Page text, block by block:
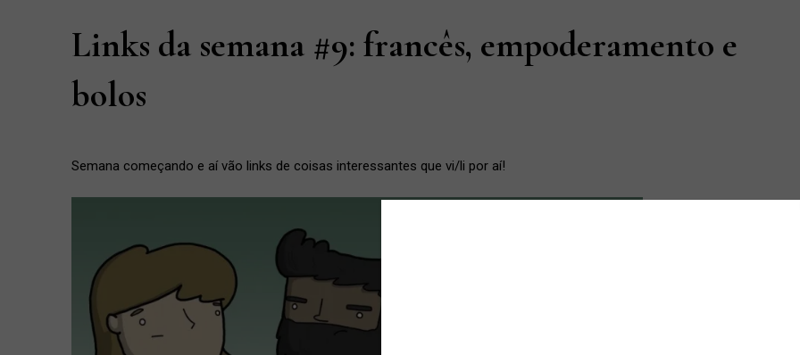
Links da semana #9: francês, empoderamento e
bolos
Semana começando e aí vão links de coisas interessantes que vi/li por aí!